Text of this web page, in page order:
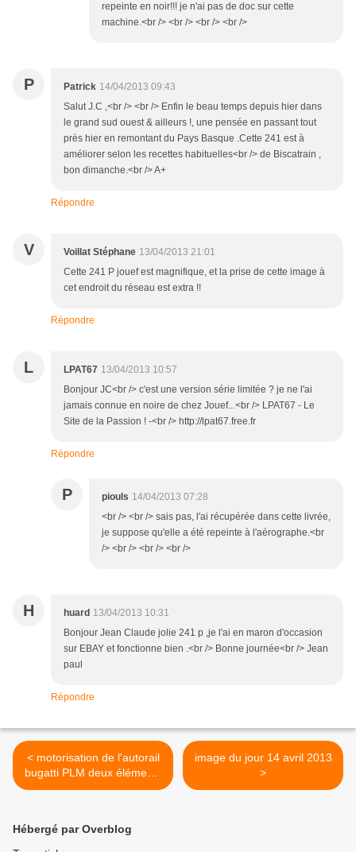
repeinte en noir!!! je n'ai pas de doc sur cette
machine.<br /> <br /> <br /> <br />
P Patrick 14/04/2013 09:43
Salut J.C ,<br /> <br /> Enfin le beau temps depuis hier dans
le grand sud ouest & ailleurs !, une pensée en passant tout
près hier en remontant du Pays Basque .Cette 241 est à
améliorer selon les recettes habituelles<br /> de Biscatrain ,
bon dimanche.<br /> A+
Répondre
V Voillat Stéphane 13/04/2013 21:01
Cette 241 P jouef est magnifique, et la prise de cette image à
cet endroit du réseau est extra !!
Répondre
L LPAT67 13/04/2013 10:57
Bonjour JC<br /> c'est une version série limitée ? je ne l'ai
jamais connue en noire de chez Jouef...<br /> LPAT67 - Le
Site de la Passion ! -<br /> http://lpat67.free.fr
Répondre
P piouls 14/04/2013 07:28
<br /> <br /> sais pas, l'ai récupérée dans cette livrée,
je suppose qu'elle a été repeinte à l'aérographe.<br
/> <br /> <br /> <br />
H huard 13/04/2013 10:31
Bonjour Jean Claude jolie 241 p ,je l'ai en maron d'occasion
sur EBAY et fonctionne bien .<br /> Bonne journée<br /> Jean
paul
Répondre
< motorisation de l'autorail
bugatti PLM deux éléments
Atlas
image du jour 14 avril 2013
>
Hébergé par Overblog